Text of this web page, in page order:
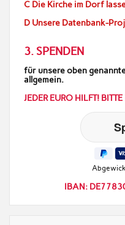
C Die Kirche im Dorf
D Unsere Datenbank-
3. SPENDEN
für unsere oben
allgemein.
JEDER EURO HILFT!
IBAN: